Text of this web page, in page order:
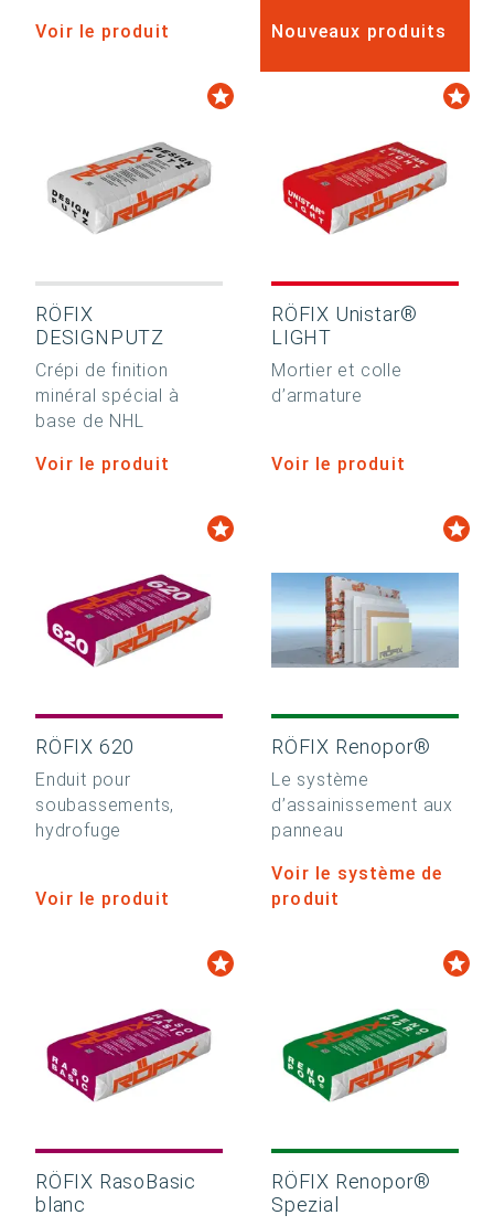
Voir le produit Nouveaux produits
RÖFIX
DESIGNPUTZ
Crépi de finition
minéral spécial à
base de NHL
Voir le produit
RÖFIX Unistar®
LIGHT
Mortier et colle
d’armature
Voir le produit
RÖFIX 620
Enduit pour
soubassements,
hydrofuge
Voir le produit
RÖFIX Renopor®
Le système
d’assainissement aux
panneau
Voir le système de
produit
RÖFIX RasoBasic
blanc
RÖFIX Renopor®
Spezial